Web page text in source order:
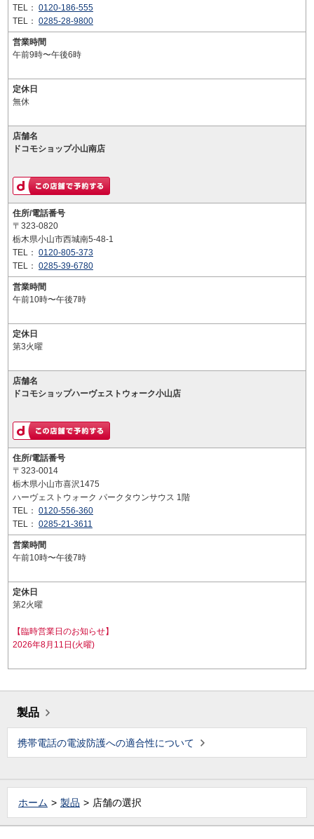
TEL： 0120-186-555
TEL： 0285-28-9800
営業時間
午前9時〜午後6時
定休日
無休
店舗名
ドコモショップ小山南店
住所/電話番号
〒323-0820
栃木県小山市西城南5-48-1
TEL： 0120-805-373
TEL： 0285-39-6780
営業時間
午前10時〜午後7時
定休日
第3火曜
店舗名
ドコモショップハーヴェストウォーク小山店
住所/電話番号
〒323-0014
栃木県小山市喜沢1475
ハーヴェストウォーク パークタウンサウス 1階
TEL： 0120-556-360
TEL： 0285-21-3611
営業時間
午前10時〜午後7時
定休日
第2火曜
【臨時営業日のお知らせ】
2026年8月11日(火曜)
製品
携帯電話の電波防護への適合性について
ホーム 製品 店舗の選択